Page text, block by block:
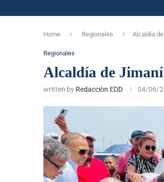
Home Regionales Alcaldía
Regionales
Alcaldía de
written by Redacciòn EDD 04/06/